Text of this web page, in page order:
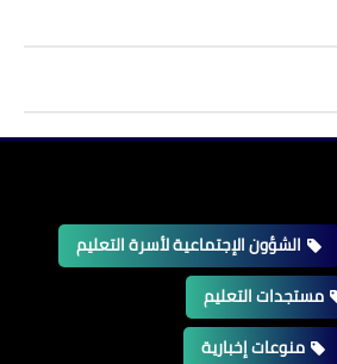
الشؤون الإجتماعية لأسرة التعليم
مستجدات التعليم
منوعات إخبارية